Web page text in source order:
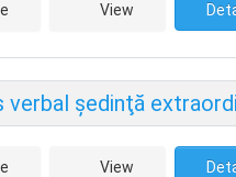
View
verbal şedinţă
View